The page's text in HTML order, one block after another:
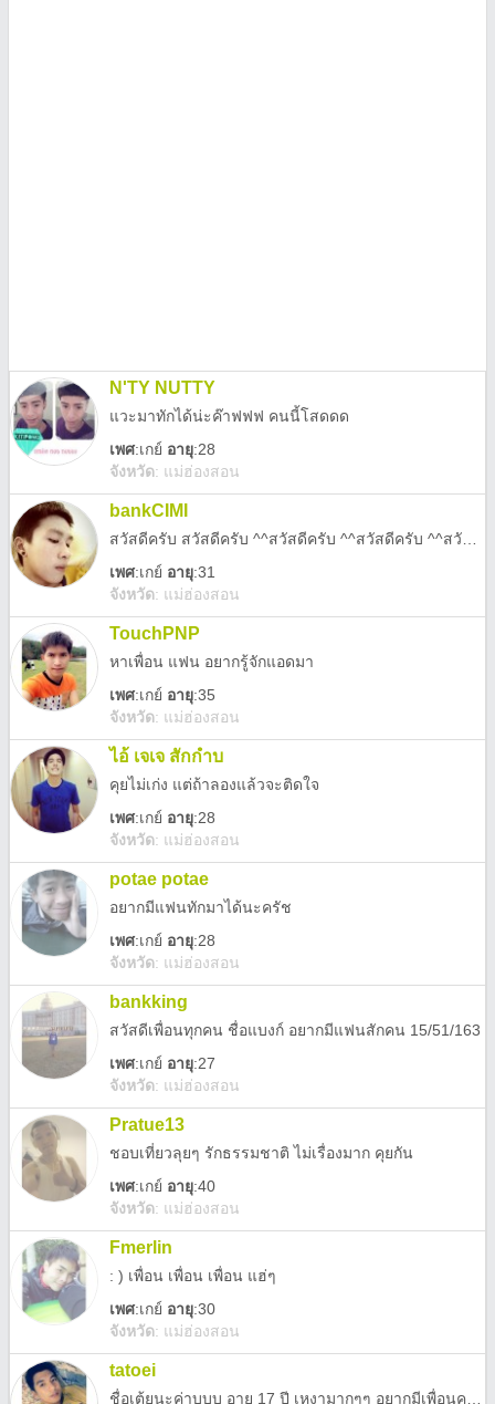
N'TY NUTTY
แวะมาทักได้น่ะค๊าฟฟฟ คนนี้โสดดด
เพศ:เกย์ อายุ:28
จังหวัด: แม่ฮ่องสอน
bankCIMI
เพศ:เกย์ อายุ:31
จังหวัด: แม่ฮ่องสอน
TouchPNP
หาเพื่อน แฟน อยากรู้จักแอดมา
เพศ:เกย์ อายุ:35
จังหวัด: แม่ฮ่องสอน
ไอ้ เจเจ สักกำบ
คุยไม่เก่ง แต่ถ้าลองแล้วจะติดใจ
เพศ:เกย์ อายุ:28
จังหวัด: แม่ฮ่องสอน
potae potae
อยากมีแฟนทักมาได้นะครัช
เพศ:เกย์ อายุ:28
จังหวัด: แม่ฮ่องสอน
bankking
สวัสดีเพื่อนทุกคน ชื่อแบงก์ อยากมีแฟนสักคน 15/51/163
เพศ:เกย์ อายุ:27
จังหวัด: แม่ฮ่องสอน
Pratue13
ชอบเที่ยวลุยๆ รักธรรมชาติ ไม่เรื่องมาก คุยกัน
เพศ:เกย์ อายุ:40
จังหวัด: แม่ฮ่องสอน
Fmerlin
: ) เพื่อน เพื่อน เพื่อน แฮ่ๆ
เพศ:เกย์ อายุ:30
จังหวัด: แม่ฮ่องสอน
tatoei